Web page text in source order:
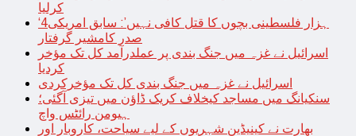
کرلیا
‘4ہزار فلسطینی بچوں کا قتل کافی نہیں’: سابق امریکی
صدر کامشیر گرفتار
اسرائیل نے غزہ میں جنگ بندی پر عملدرآمد کل تک مؤخر
کردیا
اسرائیل نے غزہ میں جنگ بندی کل تک مؤخرکردی
سنکیانگ میں مساجد کیخلاف کریک ڈاؤن میں تیزی آگئی؛
ہیومن رائٹس واچ
بھارت نے کینیڈین شہریوں کے لیے سیاحت، کاروبار اور